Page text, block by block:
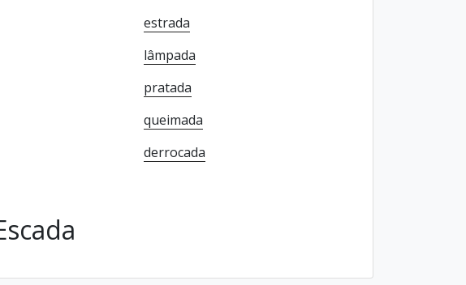
estrada
lâmpada
pratada
queimada
derrocada